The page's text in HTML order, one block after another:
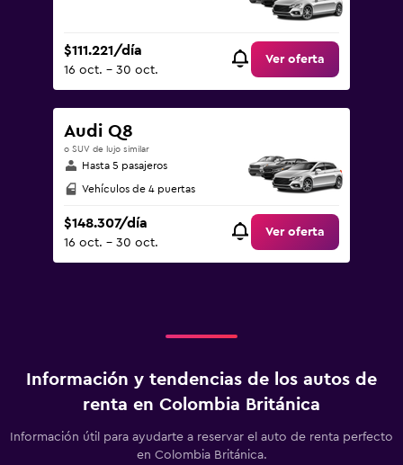
$111.221/día
16 oct. - 30 oct.
Ver oferta
Audi Q8
o SUV de lujo similar
Hasta 5 pasajeros
Vehículos de 4 puertas
$148.307/día
16 oct. - 30 oct.
Ver oferta
Información y tendencias de los autos de
renta en Colombia Británica
Información útil para ayudarte a reservar el auto de renta perfecto
en Colombia Británica.